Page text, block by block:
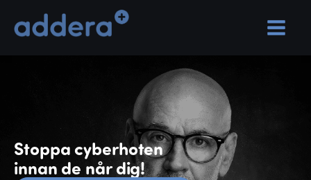
Stoppa cyberhoten
innan de når dig!